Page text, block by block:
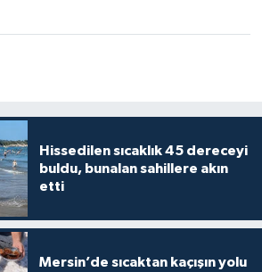
Hissedilen sıcaklık 45 dereceyi
buldu, bunalan sahillere akın
etti
Mersin’de sıcaktan kaçışın yolu